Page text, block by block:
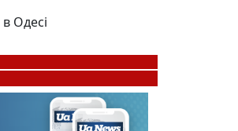
в Одесі